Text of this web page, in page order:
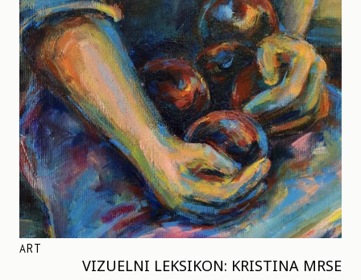
ART
VIZUELNI LEKSIKON: KRISTINA MRSE